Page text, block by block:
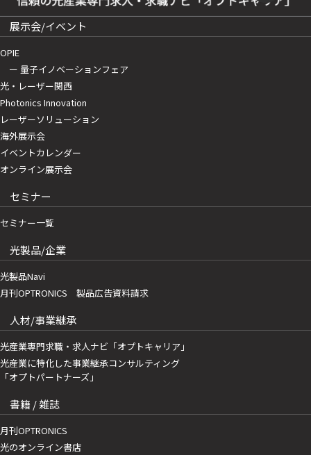
展示会/イベント
OPIE
ー 量子イノベーションフェア
光・レーザー関西
Photonics Innovation
レーザーソリューション
海外展示会
イベントカレンダー
オンライン展示会
セミナー
セミナー一覧
光製品/企業
光製品Navi
月刊OPTRONICS 製品広告資料請求
人材/事業継承
光産業専門求職・求人ナビ「オプトキャリア」
光産業に特化した事業継承コンサルティング
「オプトパートナーズ」
書籍 / 雑誌
月刊OPTRONICS
光のオンライン書店